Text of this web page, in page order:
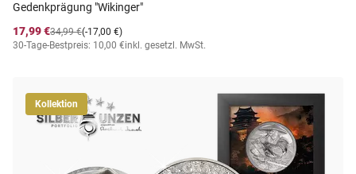
Gedenkprägung "Wikinger"
17,99 €
(-17,00 €)
34,99 €
30-Tage-Bestpreis: 10,00 €inkl. gesetzl. MwSt.
Kollektion